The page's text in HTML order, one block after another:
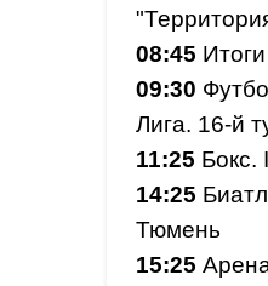
08:45
09:30
Лига. 16-й
11:25 Бокс.
14:25
Тюмень
15:25